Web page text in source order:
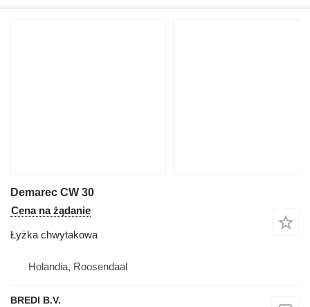
Demarec CW 30
Cena na żądanie
Łyżka chwytakowa
Holandia, Roosendaal
BREDI B.V.